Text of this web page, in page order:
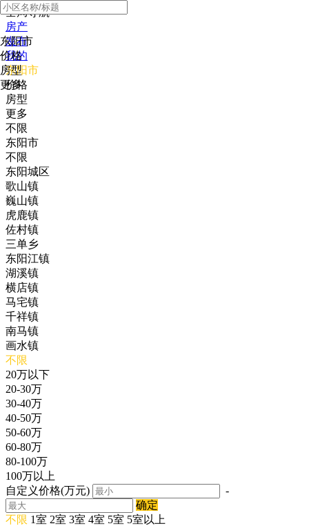
全局导航
房产
发布
我的
东阳市
价格
房型
更多
东阳市
价格
房型
更多
不限
东阳市
不限
东阳城区
歌山镇
巍山镇
虎鹿镇
佐村镇
三单乡
东阳江镇
湖溪镇
横店镇
马宅镇
千祥镇
南马镇
画水镇
不限
20万以下
20-30万
30-40万
40-50万
50-60万
60-80万
80-100万
100万以上
自定义价格(万元)
-
确定
不限 1室 2室 3室 4室 5室 5室以上